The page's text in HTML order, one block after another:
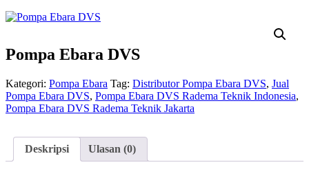
Pompa Ebara DVS
Kategori: Pompa Ebara Tag: Distributor Pompa Ebara DVS, Jual
Pompa Ebara DVS, Pompa Ebara DVS Radema Teknik Indonesia,
Pompa Ebara DVS Radema Teknik Jakarta
Deskripsi Ulasan (0)